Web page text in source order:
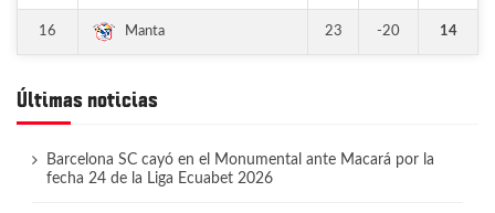
16 Manta 23 -20 14
Últimas noticias
Barcelona SC cayó en el Monumental ante Macará por la
fecha 24 de la Liga Ecuabet 2026